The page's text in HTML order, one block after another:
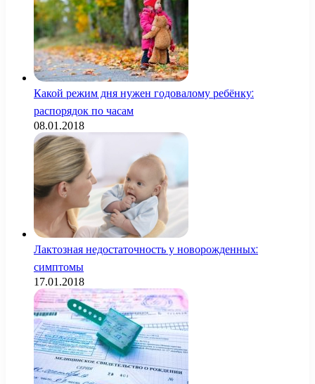
Какой режим дня нужен годовалому ребёнку:
распорядок по часам
08.01.2018
Лактозная недостаточность у новорожденных:
симптомы
17.01.2018